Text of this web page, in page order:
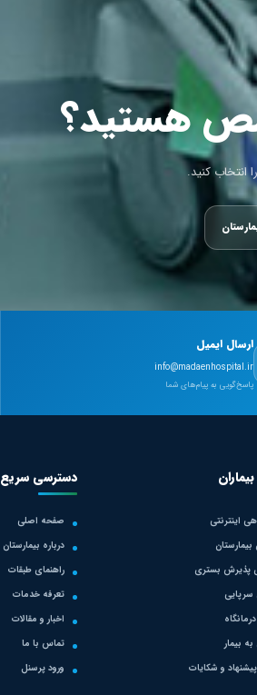
هستید؟
انتخاب کنید.
ارسال ایمیل
info@madaenhospital.ir
پاسخ‌گویی به پیام‌های شما
اینترنتی
پذیرش بستری
بیمار
پیشنهاد و شکایات
دسترسی سریع
صفحه اصلی
درباره بیمارستان
راهنمای طبقات
تعرفه خدمات
اخبار و مقالات
تماس با ما
ورود پرسنل